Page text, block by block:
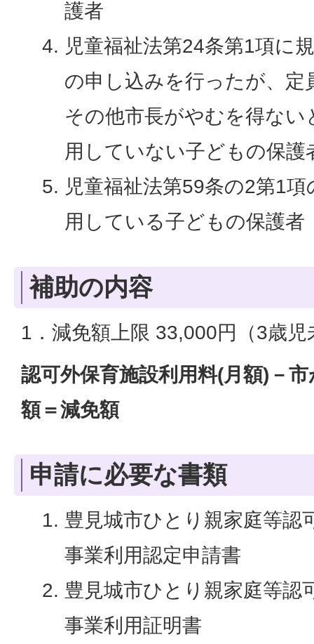
護者
児童福祉法第24条第1項に
の申し込みを行ったが、定
その他市長がやむを得な
用していない子どもの保護
児童福祉法第59条の2第1
用している子どもの保護者
補助の内容
1．減免額上限 33,000円（3歳児
認可外保育施設利用料(月額)－
額＝減免額
申請に必要な書類
豊見城市ひとり親家庭等認
事業利用認定申請書
豊見城市ひとり親家庭等認
事業利用証明書